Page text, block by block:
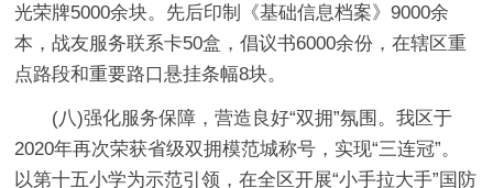
光荣牌5000余块。先后印制《基础信息档案》9000余
本，战友服务联系卡50盒，倡议书6000余份，在辖区重
点路段和重要路口悬挂条幅8块。
(八)强化服务保障，营造良好“双拥”氛围。我区于
2020年再次荣获省级双拥模范城称号，实现“三连冠”。
以第十五小学为示范引领，在全区开展“小手拉大手”国防